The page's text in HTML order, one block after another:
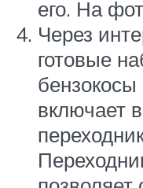
его. На
Через
готовые
включает